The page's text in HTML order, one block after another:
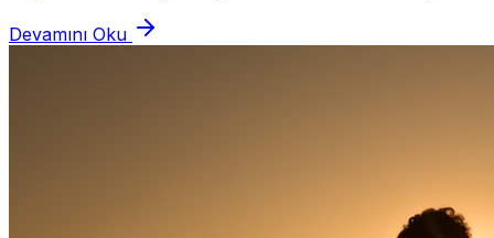
Devamını Oku